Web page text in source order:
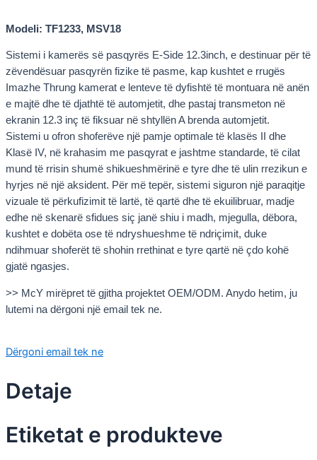
Modeli: TF1233, MSV18
Sistemi i kamerës së pasqyrës E-Side 12.3inch, e destinuar për të
zëvendësuar pasqyrën fizike të pasme, kap kushtet e rrugës
Imazhe Thrung kamerat e lenteve të dyfishtë të montuara në anën
e majtë dhe të djathtë të automjetit, dhe pastaj transmeton në
ekranin 12.3 inç të fiksuar në shtyllën A brenda automjetit.
Sistemi u ofron shoferëve një pamje optimale të klasës II dhe
Klasë IV, në krahasim me pasqyrat e jashtme standarde, të cilat
mund të rrisin shumë shikueshmërinë e tyre dhe të ulin rrezikun e
hyrjes në një aksident. Për më tepër, sistemi siguron një paraqitje
vizuale të përkufizimit të lartë, të qartë dhe të ekuilibruar, madje
edhe në skenarë sfidues siç janë shiu i madh, mjegulla, dëbora,
kushtet e dobëta ose të ndryshueshme të ndriçimit, duke
ndihmuar shoferët të shohin rrethinat e tyre qartë në çdo kohë
gjatë ngasjes.
>> McY mirëpret të gjitha projektet OEM/ODM. Anydo hetim, ju
lutemi na dërgoni një email tek ne.
Dërgoni email tek ne
Detaje
Etiketat e produkteve